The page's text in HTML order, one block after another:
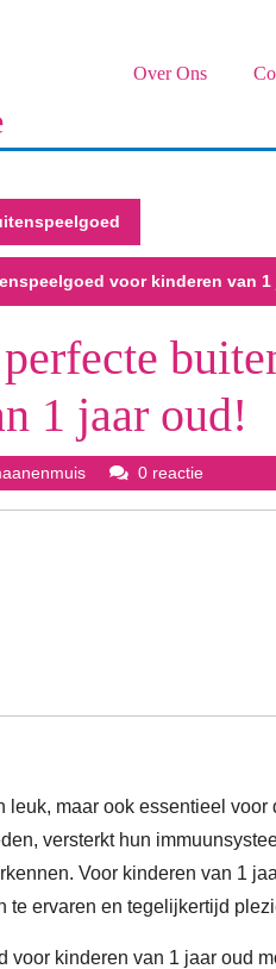
Over Ons
voor kinderen van 1
1 jaar oud!
maanenmuis
0 reactie
leuk, maar ook essentieel
versterkt hun
Voor kinderen van 1
te ervaren en tegelijkertijd
voor kinderen van 1 jaar oud